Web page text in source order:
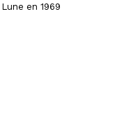
en 1969